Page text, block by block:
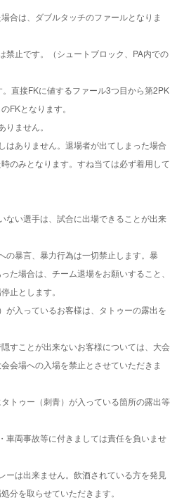
合は、ダブルタッチのファールとなりま
禁止です。（シュートブロック、PA内での
直接FKに値するファール3つ目から第2PK
FKとなります。
ません。
はありません。退場者が出てしまった場合
のみとなります。すね当ては必ず着用して
ない選手は、試合に出場できることが出来
の暴言、暴力行為は一切禁止します。暴
た場合は、チーム退場をお願いすること、
止とします。
が入っているお客様は、タトゥーの露出を
すことが出来ないお客様については、大会
会場への入場を禁止とさせていただきま
トゥー（刺青）が入っている箇所の露出等
車両事故等に付きましては責任を負いませ
ーは出来ません。飲酒されている方を発見
分を取らせていただきます。